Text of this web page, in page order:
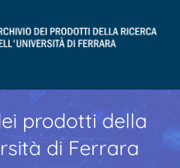
prodotti della
di Ferrara